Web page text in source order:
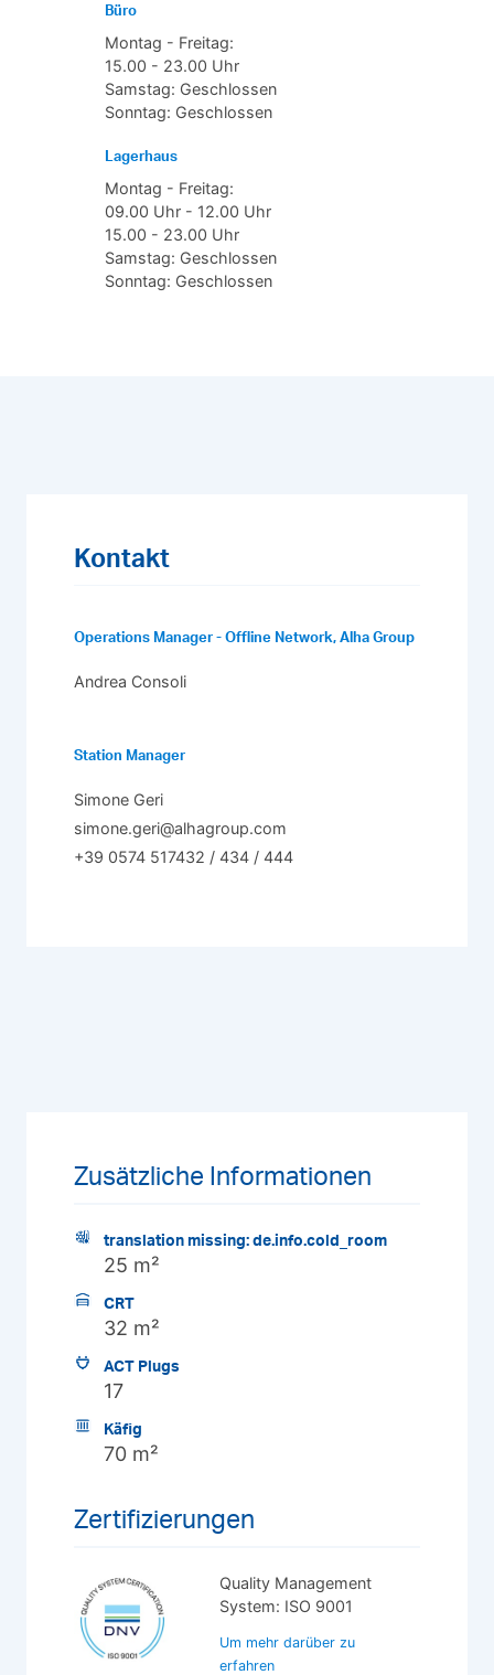
Büro
Montag - Freitag:
15.00 - 23.00 Uhr
Samstag: Geschlossen
Sonntag: Geschlossen
Lagerhaus
Montag - Freitag:
09.00 Uhr - 12.00 Uhr
15.00 - 23.00 Uhr
Samstag: Geschlossen
Sonntag: Geschlossen
Kontakt
Operations Manager - Offline Network, Alha Group
Andrea Consoli
Station Manager
Simone Geri
simone.geri@alhagroup.com
+39 0574 517432 / 434 / 444
Zusätzliche Informationen
translation missing: de.info.cold_room
25 m²
CRT
32 m²
ACT Plugs
17
Käfig
70 m²
Zertifizierungen
Quality Management
System: ISO 9001
Um mehr darüber zu
erfahren